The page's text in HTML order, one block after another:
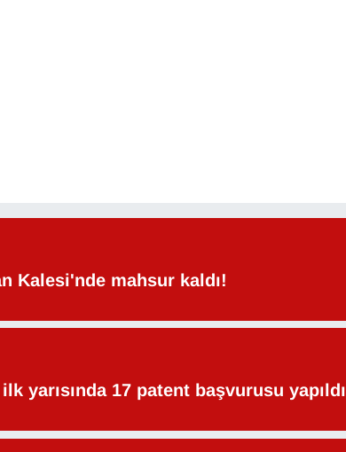
Kalesi'nde mahsur kaldı!
ilk yarısında 17 patent başvurusu yapıldı